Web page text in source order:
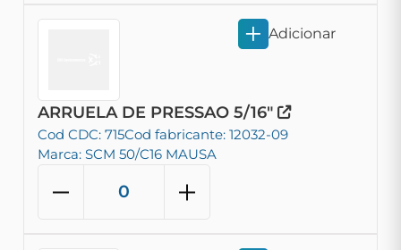
ARRUELA DE PRESSAO 5/16"
Cod CDC: 715Cod fabricante: 12032-09
Marca: SCM 50/C16 MAUSA
Adicionar